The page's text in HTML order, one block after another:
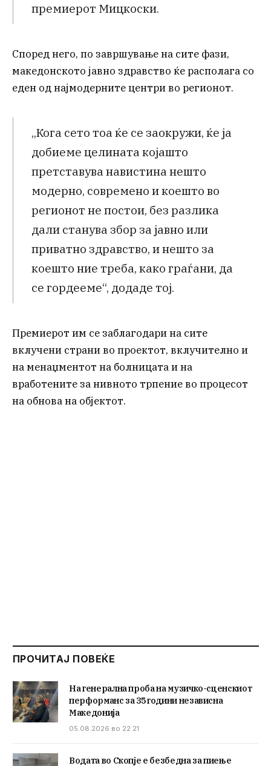
премиерот Мицкоски.
Според него, по завршување на сите фази,
македонското јавно здравство ќе располага со
еден од најмодерните центри во регионот.
„Кога сето тоа ќе се заокружи, ќе ја
добиеме целината којашто
претставува навистина нешто
модерно, современо и коешто во
регионот не постои, без разлика
дали станува збор за јавно или
приватно здравство, и нешто за
коешто ние треба, како граѓани, да
се гордееме“, додаде тој.
Премиерот им се заблагодари на сите
вклучени страни во проектот, вклучително и
на менаџментот на болницата и на
вработените за нивното трпение во процесот
на обнова на објектот.
ПРОЧИТАЈ ПОВЕЌЕ
На генерална проба на музичко-сценскиот
перформанс за 35 години независна
Македонија
05.08.2026 во 22:21
Водата во Скопје е безбедна за пиење